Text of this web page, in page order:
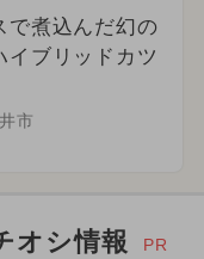
で煮込んだ幻の
イブリッドカツ
市
オシ情報 PR